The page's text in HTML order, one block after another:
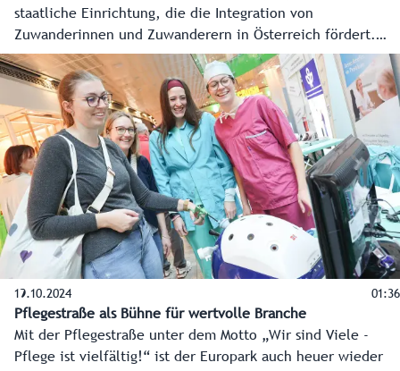
staatliche Einrichtung, die die Integration von
Zuwanderinnen und Zuwanderern in Österreich fördert.
Das Integrationszentrum Salzburg ist die regionale ÖIF-
Anlaufstelle in Salzburg und koordiniert die Angebote vor
Ort. Mit einer auf den neusten Stand gebrachten
Integrationsschnittstelle kann das Land Salzburg wichtige
Daten von Teilnehmerinnen und Teilnehmern tagesaktuell
abrufen. So wird es möglich, Verstöße gegen das
Integrationsgesetz rasch zu erkennen und schneller zu
sanktionieren. Landeshauptfrau-Stellvertreterin Marlene
Svazek und Soziallandesrat Wolfgang Fürweger konnten
sich am 3. Februar 2026 im Integrationszentrum Salzburg
selbst vom System überzeugen.
19.10.2024 01:36
Pflegestraße als Bühne für wertvolle Branche
Mit der Pflegestraße unter dem Motto „Wir sind Viele -
Pflege ist vielfältig!“ ist der Europark auch heuer wieder